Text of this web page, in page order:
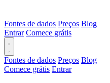
Fontes de dados Preços Blog
Entrar Comece grátis
Fontes de dados Preços Blog
Comece grátis Entrar